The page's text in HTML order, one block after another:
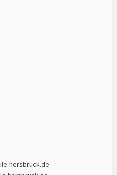
hersbruck.de